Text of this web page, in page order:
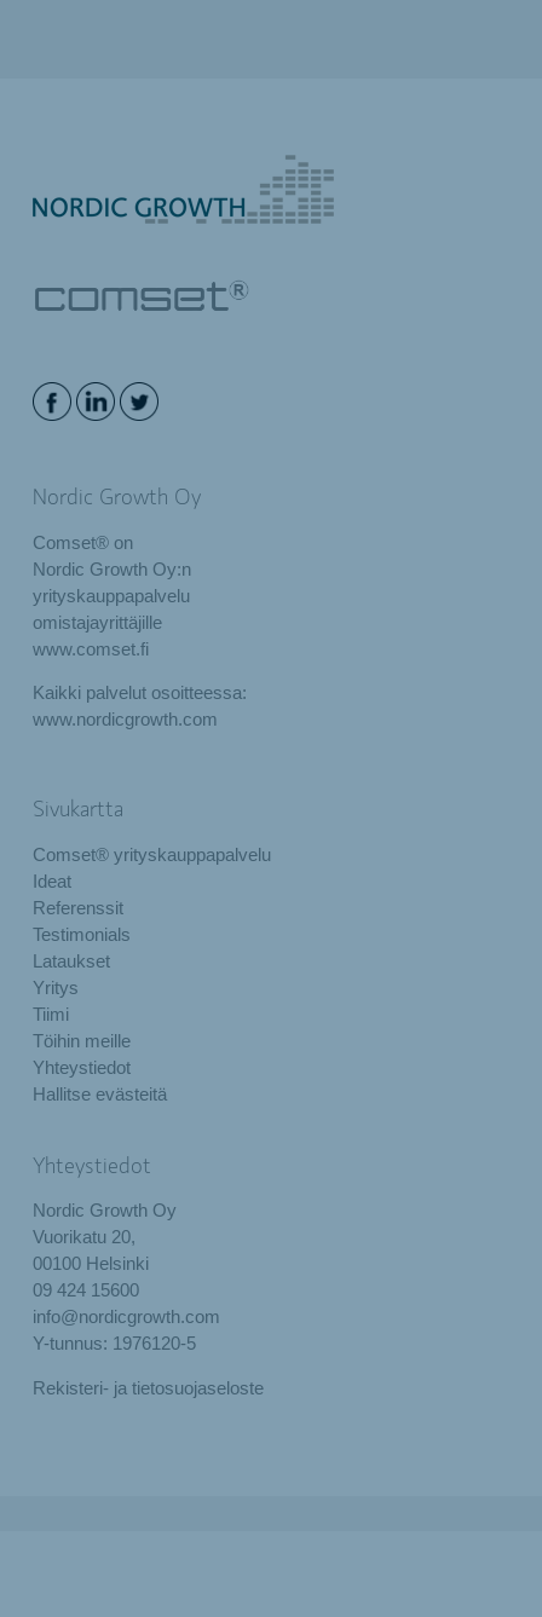
Nordic Growth Oy
Comset® on
Nordic Growth Oy:n
yrityskauppapalvelu
omistajayrittäjille
www.comset.fi
Kaikki palvelut osoitteessa:
www.nordicgrowth.com
Sivukartta
Comset® yrityskauppapalvelu
Ideat
Referenssit
Testimonials
Lataukset
Yritys
Tiimi
Töihin meille
Yhteystiedot
Hallitse evästeitä
Yhteystiedot
Nordic Growth Oy
Vuorikatu 20,
00100 Helsinki
09 424 15600
info@nordicgrowth.com
Y-tunnus: 1976120-5
Rekisteri- ja tietosuojaseloste